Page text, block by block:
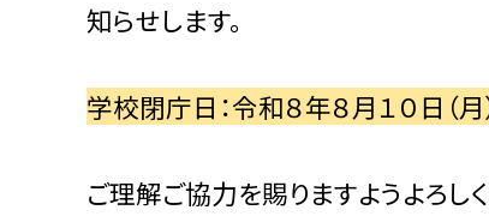
知らせします。
学校閉庁日：令和８年８月１０日（
ご理解ご協力を賜りますようよろし